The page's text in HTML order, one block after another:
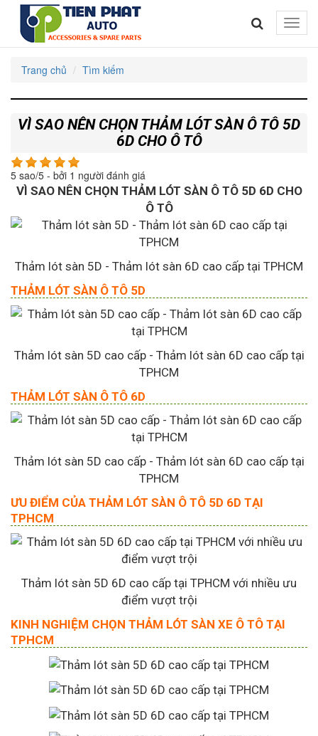
Toggle
Trang chủ Tìm kiếm
VÌ SAO NÊN CHỌN THẢM LÓT SÀN Ô TÔ 5D
6D CHO Ô TÔ
5 sao/5 - bởi 1 người đánh giá
VÌ SAO NÊN CHỌN THẢM LÓT SÀN Ô TÔ 5D 6D CHO
Ô TÔ
Thảm lót sàn 5D - Thảm lót sàn 6D cao cấp tại TPHCM
THẢM LÓT SÀN Ô TÔ 5D
Thảm lót sàn 5D cao cấp - Thảm lót sàn 6D cao cấp tại
TPHCM
THẢM LÓT SÀN Ô TÔ 6D
Thảm lót sàn 5D cao cấp - Thảm lót sàn 6D cao cấp tại
TPHCM
ƯU ĐIỂM CỦA THẢM LÓT SÀN Ô TÔ 5D 6D TẠI
TPHCM
Thảm lót sàn 5D 6D cao cấp tại TPHCM với nhiều ưu
điểm vượt trội
KINH NGHIỆM CHỌN THẢM LÓT SÀN XE Ô TÔ TẠI
TPHCM